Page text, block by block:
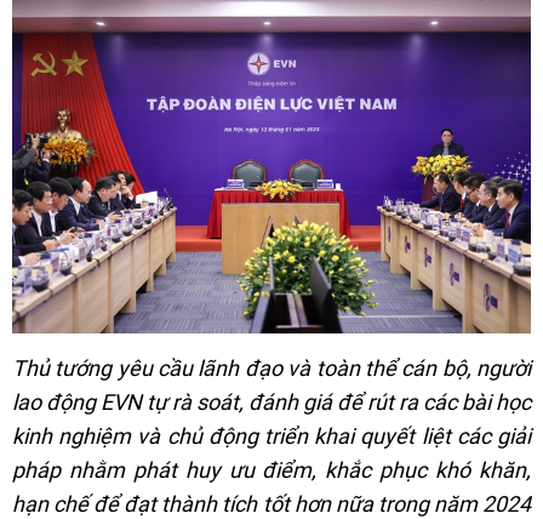
Thủ tướng yêu cầu lãnh đạo và toàn thể cán bộ, người
lao động EVN tự rà soát, đánh giá để rút ra các bài học
kinh nghiệm và chủ động triển khai quyết liệt các giải
pháp nhằm phát huy ưu điểm, khắc phục khó khăn,
hạn chế để đạt thành tích tốt hơn nữa trong năm 2024